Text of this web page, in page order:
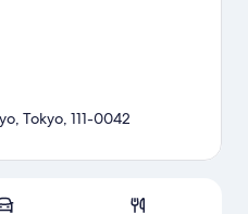
Peta
Tokyo, 111-0042